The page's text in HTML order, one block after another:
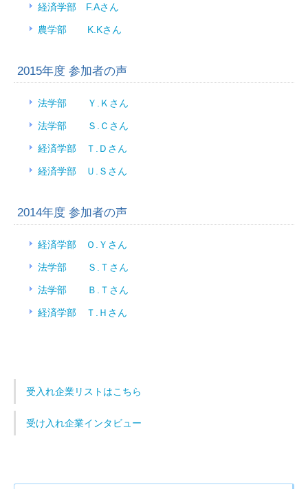
経済学部 F.Aさん
農学部 K.Kさん
2015年度 参加者の声
法学部 Ｙ.Ｋさん
法学部 Ｓ.Ｃさん
経済学部 Ｔ.Ｄさん
経済学部 Ｕ.Ｓさん
2014年度 参加者の声
経済学部 Ｏ.Ｙさん
法学部 Ｓ.Ｔさん
法学部 Ｂ.Ｔさん
経済学部 Ｔ.Ｈさん
受入れ企業リストはこちら
受け入れ企業インタビュー